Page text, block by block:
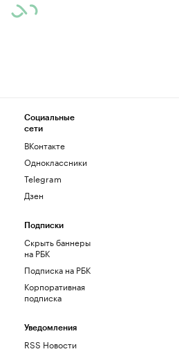
Социальные
сети
ВКонтакте
Одноклассники
Telegram
Дзен
Подписки
Скрыть баннеры
на РБК
Подписка на РБК
Корпоративная
подписка
Уведомления
RSS Новости